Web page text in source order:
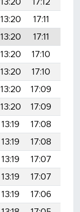
13:20 17:12
13:20 17:11
13:20 17:11
13:20 17:10
13:20 17:10
13:20 17:09
13:20 17:09
13:19 17:08
13:19 17:08
13:19 17:07
13:19 17:07
13:19 17:06